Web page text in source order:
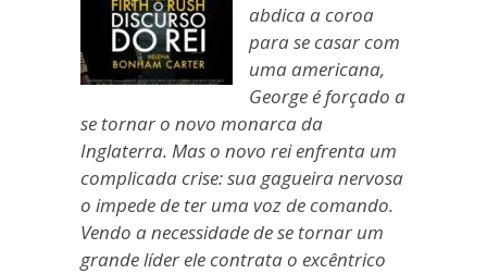
abdica a coroa
para se casar com
uma americana,
George é forçado a
se tornar o novo monarca da
Inglaterra. Mas o novo rei enfrenta um
complicada crise: sua gagueira nervosa
o impede de ter uma voz de comando.
Vendo a necessidade de se tornar um
grande líder ele contrata o excêntrico